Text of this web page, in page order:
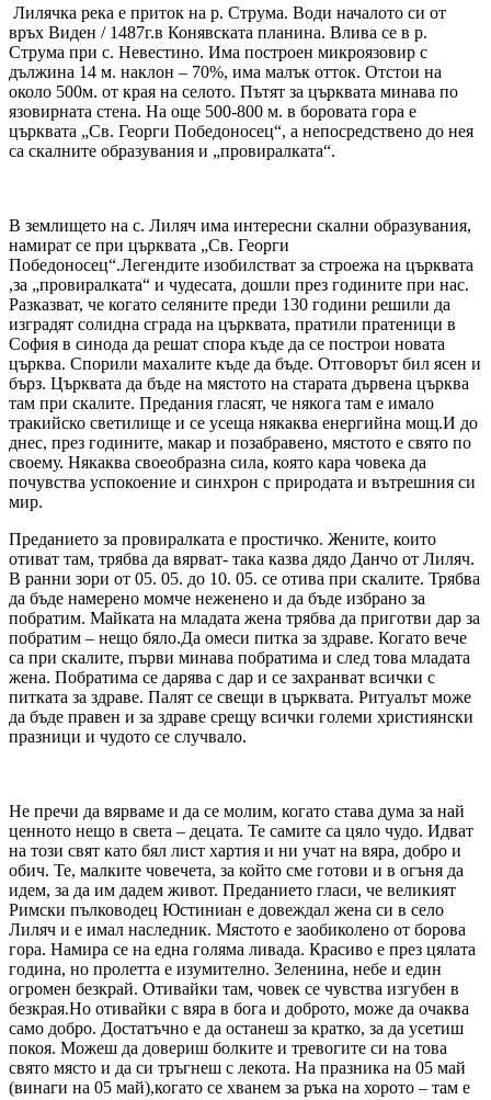
Лилячка река е приток на р. Струма. Води началото си от
връх Виден / 1487г.в Конявската планина. Влива се в р.
Струма при с. Невестино. Има построен микроязовир с
дължина 14 м. наклон – 70%, има малък отток. Отстои на
около 500м. от края на селото. Пътят за църквата минава по
язовирната стена. На още 500-800 м. в боровата гора е
църквата „Св. Георги Победоносец“, а непосредствено до нея
са скалните образувания и „провиралката“.
В землището на с. Лиляч има интересни скални образувания,
намират се при църквата „Св. Георги
Победоносец“.Легендите изобилстват за строежа на църквата
,за „провиралката“ и чудесата, дошли през годините при нас.
Разказват, че когато селяните преди 130 години решили да
изградят солидна сграда на църквата, пратили пратеници в
София в синода да решат спора къде да се построи новата
църква. Спорили махалите къде да бъде. Отговорът бил ясен и
бърз. Църквата да бъде на мястото на старата дървена църква
там при скалите. Предания гласят, че някога там е имало
тракийско светилище и се усеща някаква енергийна мощ.И до
днес, през годините, макар и позабравено, мястото е свято по
своему. Някаква своеобразна сила, която кара човека да
почувства успокоение и синхрон с природата и вътрешния си
мир.
Преданието за провиралката е простичко. Жените, които
отиват там, трябва да вярват- така казва дядо Данчо от Лиляч.
В ранни зори от 05. 05. до 10. 05. се отива при скалите. Трябва
да бъде намерено момче неженено и да бъде избрано за
побратим. Майката на младата жена трябва да приготви дар за
побратим – нещо бяло.Да омеси питка за здраве. Когато вече
са при скалите, първи минава побратима и след това младата
жена. Побратима се дарява с дар и се захранват всички с
питката за здраве. Палят се свещи в църквата. Ритуалът може
да бъде правен и за здраве срещу всички големи християнски
празници и чудото се случвало.
Не пречи да вярваме и да се молим, когато става дума за най
ценното нещо в света – децата. Те самите са цяло чудо. Идват
на този свят като бял лист хартия и ни учат на вяра, добро и
обич. Те, малките човечета, за който сме готови и в огъня да
идем, за да им дадем живот. Преданието гласи, че великият
Римски пълководец Юстиниан е довеждал жена си в село
Лиляч и е имал наследник. Мястото е заобиколено от борова
гора. Намира се на една голяма ливада. Красиво е през цялата
година, но пролетта е изумително. Зеленина, небе и един
огромен безкрай. Отивайки там, човек се чувства изгубен в
безкрая.Но отивайки с вяра в бога и доброто, може да очаква
само добро. Достатъчно е да останеш за кратко, за да усетиш
покоя. Можеш да довериш болките и тревогите си на това
свято място и да си тръгнеш с лекота. На празника на 05 май
(винаги на 05 май),когато се хванем за ръка на хорото – там е